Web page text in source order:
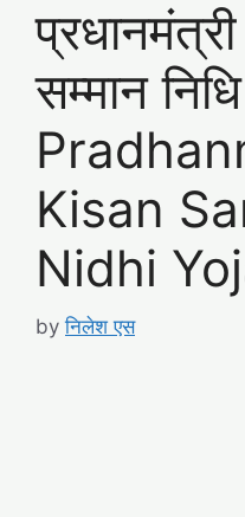
सम्मान
Kisan
Nidhi
byनिलेश एस